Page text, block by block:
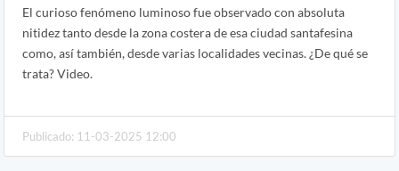
El curioso fenómeno luminoso fue observado con absoluta
nitidez tanto desde la zona costera de esa ciudad santafesina
como, así también, desde varias localidades vecinas. ¿De qué se
trata? Video.
Publicado: 11-03-2025 12:00